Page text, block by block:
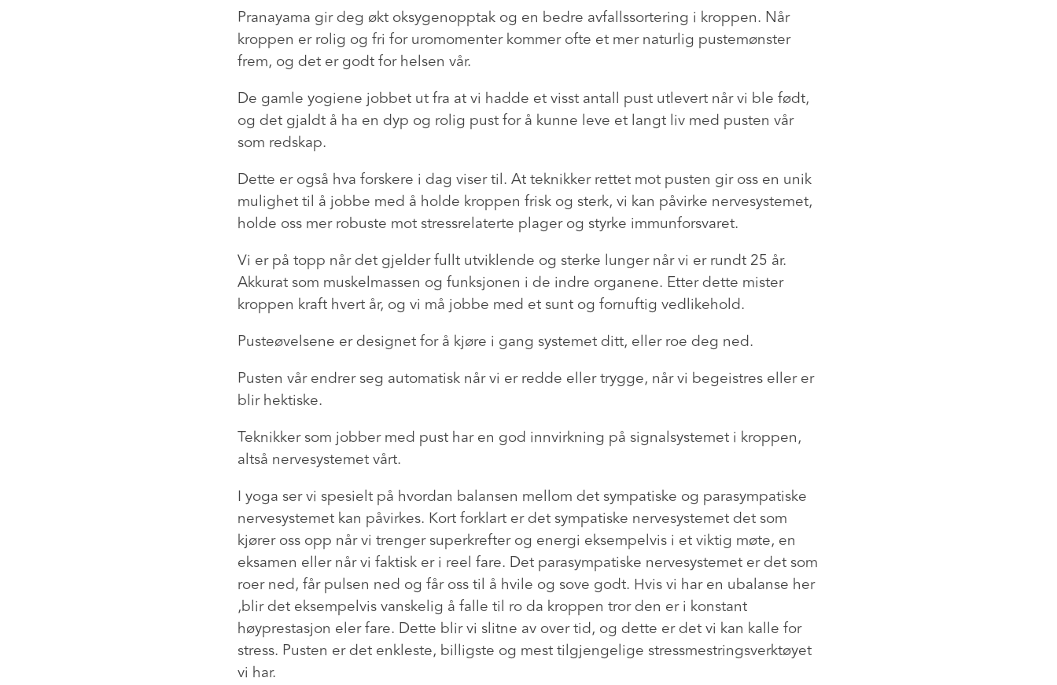
Pranayama gir deg økt oksygenopptak og en bedre avfallssortering i kroppen. Når
kroppen er rolig og fri for uromomenter kommer ofte et mer naturlig pustemønster
frem, og det er godt for helsen vår.
De gamle yogiene jobbet ut fra at vi hadde et visst antall pust utlevert når vi ble født,
og det gjaldt å ha en dyp og rolig pust for å kunne leve et langt liv med pusten vår
som redskap.
Dette er også hva forskere i dag viser til. At teknikker rettet mot pusten gir oss en unik
mulighet til å jobbe med å holde kroppen frisk og sterk, vi kan påvirke nervesystemet,
holde oss mer robuste mot stressrelaterte plager og styrke immunforsvaret.
Vi er på topp når det gjelder fullt utviklende og sterke lunger når vi er rundt 25 år.
Akkurat som muskelmassen og funksjonen i de indre organene. Etter dette mister
kroppen kraft hvert år, og vi må jobbe med et sunt og fornuftig vedlikehold.
Pusteøvelsene er designet for å kjøre i gang systemet ditt, eller roe deg ned.
Pusten vår endrer seg automatisk når vi er redde eller trygge, når vi begeistres eller er
blir hektiske.
Teknikker som jobber med pust har en god innvirkning på signalsystemet i kroppen,
altså nervesystemet vårt.
I yoga ser vi spesielt på hvordan balansen mellom det sympatiske og parasympatiske
nervesystemet kan påvirkes. Kort forklart er det sympatiske nervesystemet det som
kjører oss opp når vi trenger superkrefter og energi eksempelvis i et viktig møte, en
eksamen eller når vi faktisk er i reel fare. Det parasympatiske nervesystemet er det som
roer ned, får pulsen ned og får oss til å hvile og sove godt. Hvis vi har en ubalanse her
,blir det eksempelvis vanskelig å falle til ro da kroppen tror den er i konstant
høyprestasjon eler fare. Dette blir vi slitne av over tid, og dette er det vi kan kalle for
stress. Pusten er det enkleste, billigste og mest tilgjengelige stressmestringsverktøyet
vi har.